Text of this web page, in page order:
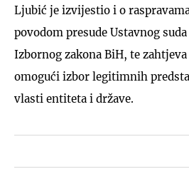
Ljubić je izvijestio i o
povodom presude Ustavnog
Izbornog zakona BiH, te
omogući izbor legitimnih
vlasti entiteta i države.